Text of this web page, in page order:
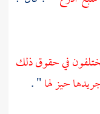
في حقوق ذلك
حيز لها" .